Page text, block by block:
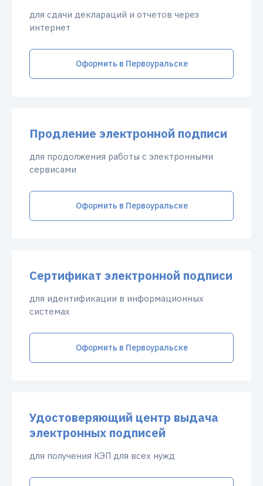
для сдачи деклараций и отчетов через
интернет
Оформить в Первоуральске
Продление электронной подписи
для продолжения работы с электронными
сервисами
Оформить в Первоуральске
Сертификат электронной подписи
для идентификации в информационных
системах
Оформить в Первоуральске
Удостоверяющий центр выдача
электронных подписей
для получения КЭП для всех нужд